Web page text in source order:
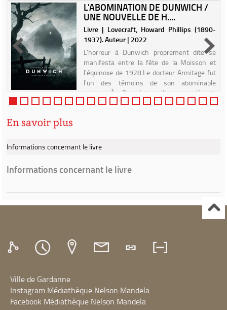
L'ABOMINATION DE DUNWICH /
UNE NOUVELLE DE H....
Livre | Lovecraft, Howard Phillips (1890-
1937). Auteur | 2022
L'horreur à Dunwich proprement dite se
manifesta entre la fête de la Moisson et
l'équinoxe de 1928.Le docteur Armitage fut
l'un des témoins de son abominable
prologue.À Dunwich, village reculé du
Massachusetts, perdu dans les prof...
En savoir plus
Informations concernant le livre
Informations concernant le livre
Ville de Gardanne
Instagram Médiathèque Nelson Mandela
Facebook Médiathèque Nelson Mandela